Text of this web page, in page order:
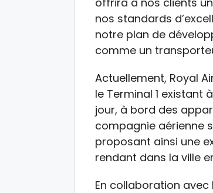
nos standards
notre plan de
comme un
Actuellement, Royal
le Terminal 1 existant
jour, à bord des
compagnie aérienne
proposant ainsi une
rendant dans la ville
En collaboration avec